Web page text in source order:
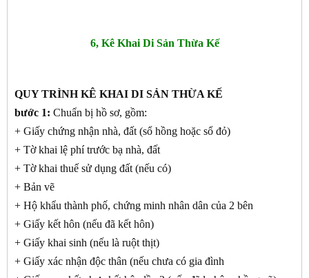
6, Kê Khai Di Sản Thừa Kế
QUY TRÌNH KÊ KHAI DI SẢN THỪA KẾ
bước 1: Chuẩn bị hồ sơ, gồm:
+ Giấy chứng nhận nhà, đất (sổ hồng hoặc sổ đỏ)
+ Tờ khai lệ phí trước bạ nhà, đất
+ Tờ khai thuế sử dụng đất (nếu có)
+ Bản vẽ
+ Hộ khẩu thành phố, chứng minh nhân dân của 2 bên
+ Giấy kết hôn (nếu đã kết hôn)
+ Giấy khai sinh (nếu là ruột thịt)
+ Giấy xác nhận độc thân (nếu chưa có gia đình